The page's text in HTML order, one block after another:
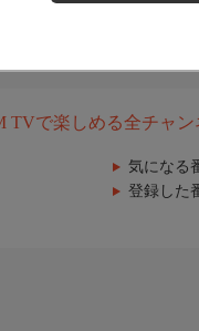
TVで楽しめる全チャ
気になる
登録した